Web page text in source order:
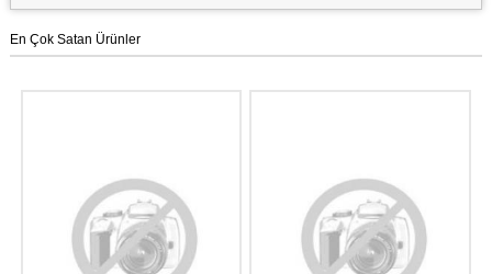
En Çok Satan Ürünler